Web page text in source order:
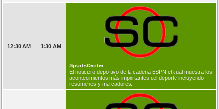
12:30 AM - 1:30 AM
SportsCenter
El noticiero deportivo de la cadena ESPN el cual muestra los
acontecimientos más importantes del deporte incluyendo
resúmenes y marcadores.